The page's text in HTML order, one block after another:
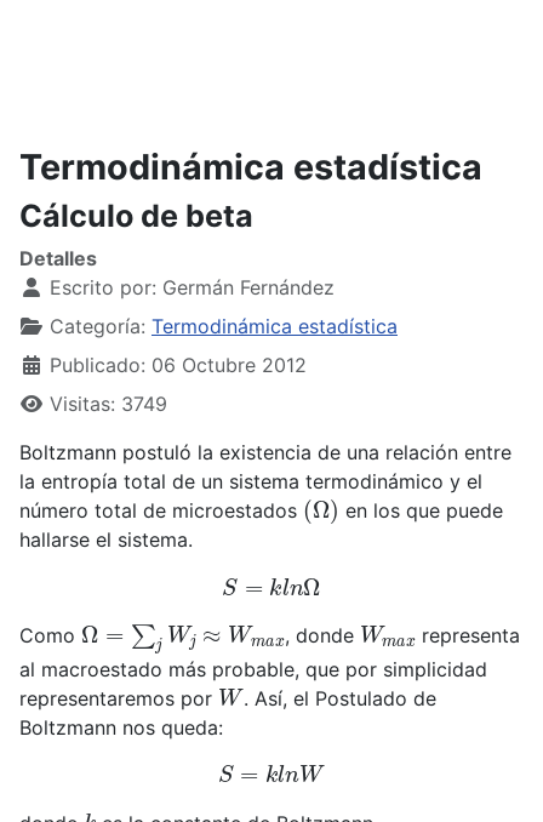
Termodinámica estadística
Cálculo de beta
Detalles
Escrito por: Germán Fernández
Categoría: Termodinámica estadística
Publicado: 06 Octubre 2012
Visitas: 3749
Boltzmann postuló la existencia de una relación entre
la entropía total de un sistema termodinámico y el
número total de microestados (Ω) en los que puede
hallarse el sistema.
S =klnΩ
Como Ω jW ≈W ax , donde Wm
representa
al macroestado más probable, que por simplicidad
representaremos por W. Así, el Postulado de
Boltzmann nos queda:
S= klnW
k